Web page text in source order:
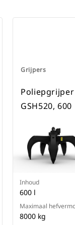
Grijpers
GSH520,
Inhoud
600 l
Maximaal
8000 kg